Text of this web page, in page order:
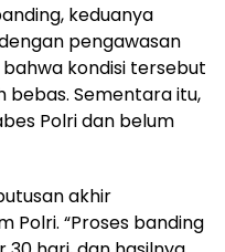
keduanya
pengawasan
kondisi tersebut
Sementara itu,
Polri dan belum
akhir
Polri. “Proses banding